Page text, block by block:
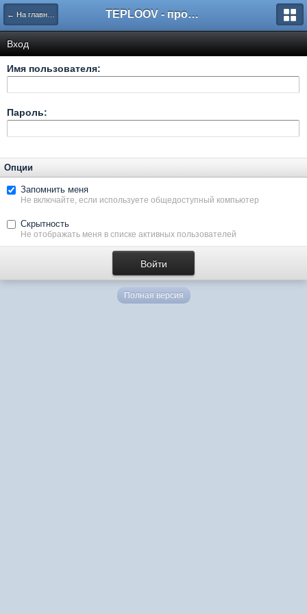
← На главную TEPLOOV - программный комплекс для расчёта систем отопления и вентиляции
Вход
Имя пользователя:
Пароль:
Опции
Запомнить меня
Не включайте, если используете общедоступный компьютер
Скрытность
Не отображать меня в списке активных пользователей
Полная версия